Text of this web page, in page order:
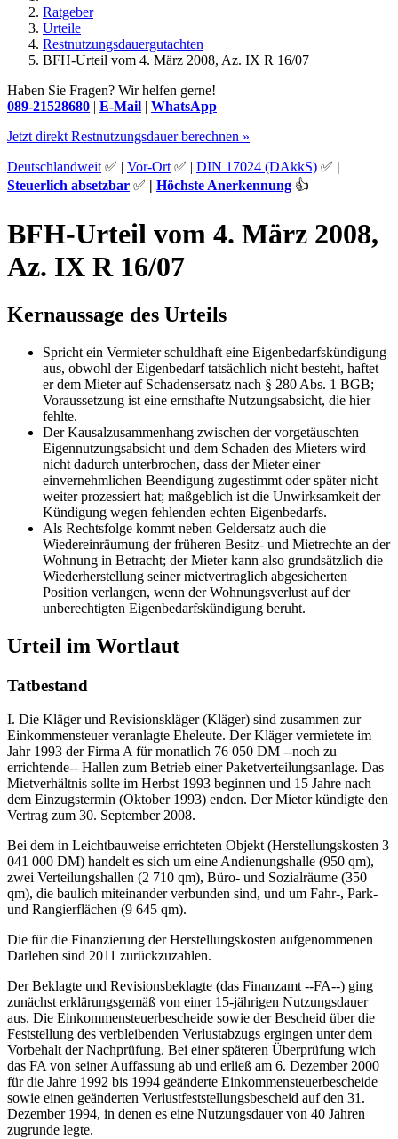
Ratgeber
Urteile
Restnutzungsdauergutachten
BFH-Urteil vom 4. März 2008, Az. IX R 16/07
Haben Sie Fragen? Wir helfen gerne!
089-21528680 | E-Mail | WhatsApp
Jetzt direkt Restnutzungsdauer berechnen »
Deutschlandweit ✅ | Vor-Ort ✅ | DIN 17024 (DAkkS) ✅ |
Steuerlich absetzbar ✅ | Höchste Anerkennung 👍
BFH-Urteil vom 4. März 2008,
Az. IX R 16/07
Kernaussage des Urteils
Spricht ein Vermieter schuldhaft eine Eigenbedarfskündigung
aus, obwohl der Eigenbedarf tatsächlich nicht besteht, haftet
er dem Mieter auf Schadensersatz nach § 280 Abs. 1 BGB;
Voraussetzung ist eine ernsthafte Nutzungsabsicht, die hier
fehlte.
Der Kausalzusammenhang zwischen der vorgetäuschten
Eigennutzungsabsicht und dem Schaden des Mieters wird
nicht dadurch unterbrochen, dass der Mieter einer
einvernehmlichen Beendigung zugestimmt oder später nicht
weiter prozessiert hat; maßgeblich ist die Unwirksamkeit der
Kündigung wegen fehlenden echten Eigenbedarfs.
Als Rechtsfolge kommt neben Geldersatz auch die
Wiedereinräumung der früheren Besitz- und Mietrechte an der
Wohnung in Betracht; der Mieter kann also grundsätzlich die
Wiederherstellung seiner mietvertraglich abgesicherten
Position verlangen, wenn der Wohnungsverlust auf der
unberechtigten Eigenbedarfskündigung beruht.
Urteil im Wortlaut
Tatbestand
I. Die Kläger und Revisionskläger (Kläger) sind zusammen zur
Einkommensteuer veranlagte Eheleute. Der Kläger vermietete im
Jahr 1993 der Firma A für monatlich 76 050 DM --noch zu
errichtende-- Hallen zum Betrieb einer Paketverteilungsanlage. Das
Mietverhältnis sollte im Herbst 1993 beginnen und 15 Jahre nach
dem Einzugstermin (Oktober 1993) enden. Der Mieter kündigte den
Vertrag zum 30. September 2008.
Bei dem in Leichtbauweise errichteten Objekt (Herstellungskosten 3
041 000 DM) handelt es sich um eine Andienungshalle (950 qm),
zwei Verteilungshallen (2 710 qm), Büro- und Sozialräume (350
qm), die baulich miteinander verbunden sind, und um Fahr-, Park-
und Rangierflächen (9 645 qm).
Die für die Finanzierung der Herstellungskosten aufgenommenen
Darlehen sind 2011 zurückzuzahlen.
Der Beklagte und Revisionsbeklagte (das Finanzamt --FA--) ging
zunächst erklärungsgemäß von einer 15-jährigen Nutzungsdauer
aus. Die Einkommensteuerbescheide sowie der Bescheid über die
Feststellung des verbleibenden Verlustabzugs ergingen unter dem
Vorbehalt der Nachprüfung. Bei einer späteren Überprüfung wich
das FA von seiner Auffassung ab und erließ am 6. Dezember 2000
für die Jahre 1992 bis 1994 geänderte Einkommensteuerbescheide
sowie einen geänderten Verlustfeststellungsbescheid auf den 31.
Dezember 1994, in denen es eine Nutzungsdauer von 40 Jahren
zugrunde legte.